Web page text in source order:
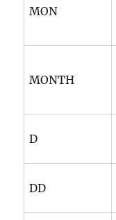
MON
MONTH
D
DD